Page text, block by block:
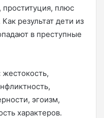
проституция, плюс
результат дети из
в преступные
жестокость,
эгоизм,
характеров.